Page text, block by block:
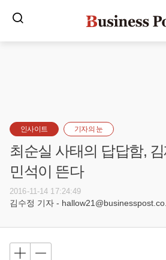
인사이트 기자의 눈
최순실 사태의 답답함,
민석이 뜬다
2016-11-14 17:24:49
김수정 기자 -